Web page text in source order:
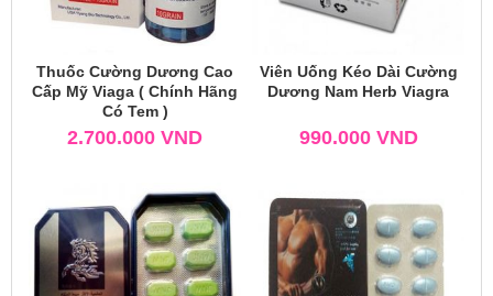
Thuốc Cường Dương Cao
Cấp Mỹ Viaga ( Chính Hãng
Có Tem )
2.700.000 VND
Viên Uống Kéo Dài Cường
Dương Nam Herb Viagra
990.000 VND